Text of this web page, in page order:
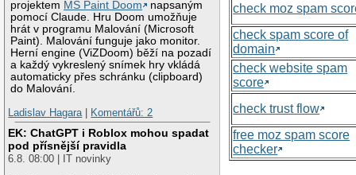
projektem MS Paint Doom
napsaným
pomocí Claude. Hru Doom umožňuje
hrát v programu Malování (Microsoft
Paint). Malování funguje jako monitor.
Herní engine (ViZDoom) běží na pozadí
a každý vykreslený snímek hry vkládá
automaticky přes schránku (clipboard)
do Malování.
Ladislav Hagara
Komentářů: 2
EK: ChatGPT i Roblox mohou spadat
pod přísnější pravidla
6.8. 08:00 | IT novinky
check moz spam
check spam score of
domain
check website spam
score
check trust flow
free moz spam score
checker